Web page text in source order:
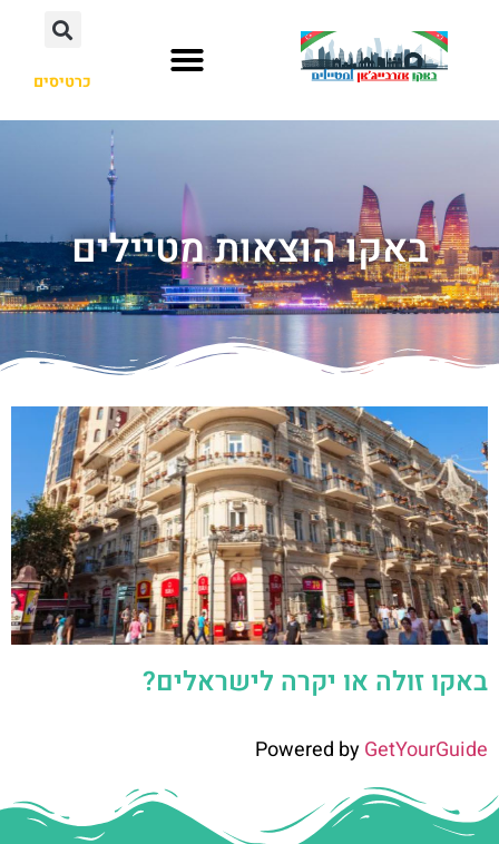
כרטיסים
באקו הוצאות מטיילים
באקו זולה או יקרה לישראלים?
Powered byGetYourGuide